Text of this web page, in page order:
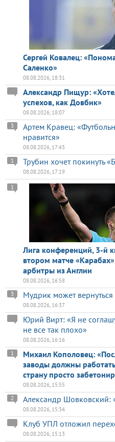
Сергей Ковалец:
Саленко»
08.08.2026, 18:31
Александр Пищур:
успехов, как Довбик»
08.08.2026, 18:07
Артем Кравец:
нравится»
3
08.08.2026, 17:43
Трубин хочет покинуть
1
08.08.2026, 17:19
Лига конференций, 3-й
втором матче
арбитры из Англии
1
08.08.2026, 16:58
Мудрик может
3
08.08.2026, 16:37
Юрий Вирт: «Я не
не все так плохо»
08.08.2026, 16:16
Михаил Кополовец:
заводы должны
страну просто
1
08.08.2026, 15:55
Александр Шовковский:
2
08.08.2026, 15:34
Клуб УПЛ отложил
08.08.2026, 15:13